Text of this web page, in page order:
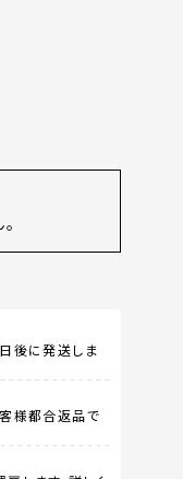
後に発送しま
様都合返品で